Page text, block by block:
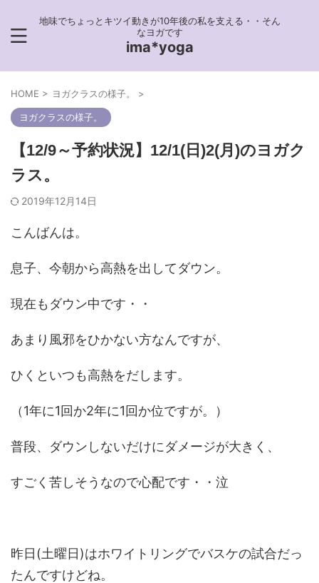
地味でちょっとキツイ動きが10年後の私を支える・・そん
なヨガです
ima*yoga
HOME > ヨガクラスの様子。 >
ヨガクラスの様子。
【12/9～予約状況】12/1(日)2(月)のヨガク
ラス。
2019年12月14日
こんばんは。
息子、今朝から高熱を出してダウン。
現在もダウン中です・・
あまり風邪をひかない方なんですが、
ひくといつも高熱をだします。
（1年に1回か2年に1回か位ですが。）
普段、ダウンしないだけにダメージが大きく、
すごく苦しそうなので心配です・・泣
昨日(土曜日)はホワイトリングでバスケの試合だっ
たんですけどね。